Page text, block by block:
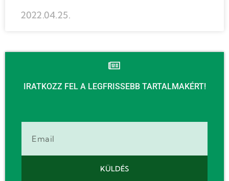
2022.04.25.
IRATKOZZ FEL A LEGFRISSEBB TARTALMAKÉRT!
KÜLDÉS